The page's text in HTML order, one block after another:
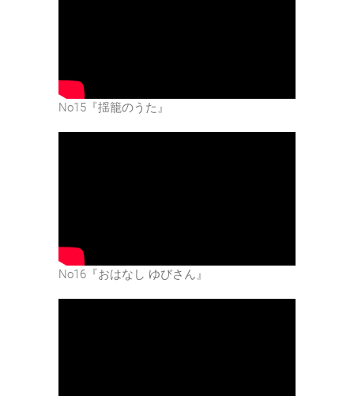
No15『揺籠のうた』
No16『おはなし ゆびさん』